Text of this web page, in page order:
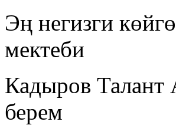
Эң негизги
мектеби
Кадыров
берем